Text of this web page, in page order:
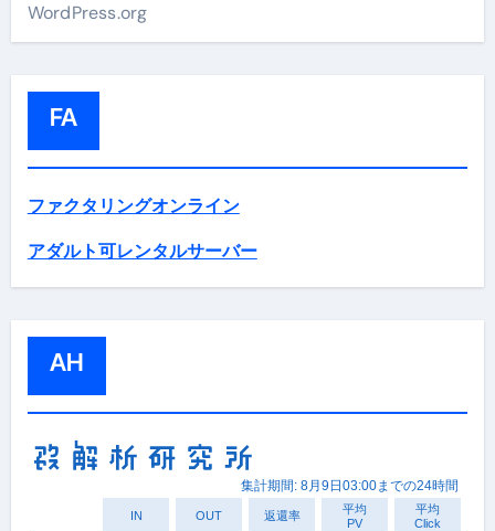
WordPress.org
FA
ファクタリングオンライン
アダルト可レンタルサーバー
AH